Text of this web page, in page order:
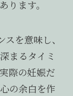
ります。
を意味し、
まるタイミ
際の妊娠だ
の余白を作